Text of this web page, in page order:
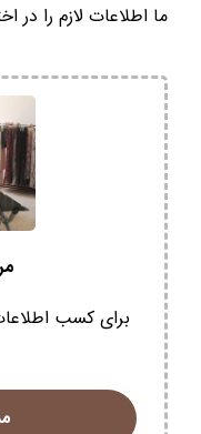
ما اطلاعات لازم را در
برای کسب